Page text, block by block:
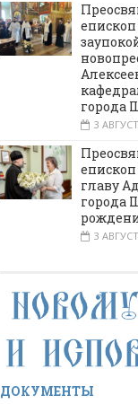
города
3
главу
города
3
ДОКУМЕНТЫ